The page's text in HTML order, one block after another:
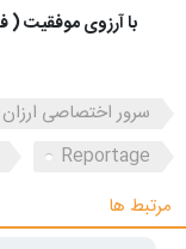
با آرزوی موفقیت (
سرور اختصاصی ارزان
Reportage
مرتبط ها